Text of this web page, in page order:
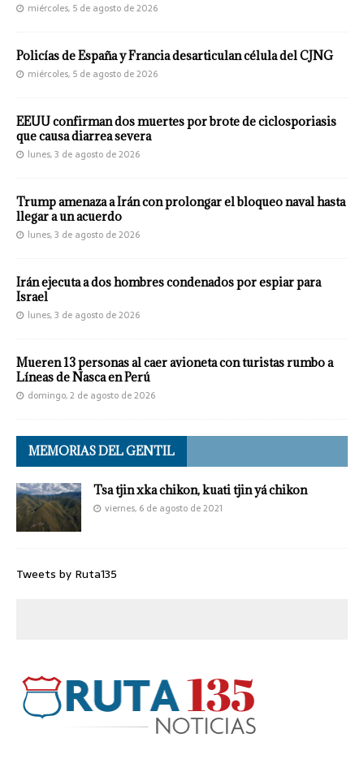
miércoles, 5 de agosto de 2026
Policías de España y Francia desarticulan célula del CJNG
miércoles, 5 de agosto de 2026
EEUU confirman dos muertes por brote de ciclosporiasis
que causa diarrea severa
lunes, 3 de agosto de 2026
Trump amenaza a Irán con prolongar el bloqueo naval hasta
llegar a un acuerdo
lunes, 3 de agosto de 2026
Irán ejecuta a dos hombres condenados por espiar para
Israel
lunes, 3 de agosto de 2026
Mueren 13 personas al caer avioneta con turistas rumbo a
Líneas de Nasca en Perú
domingo, 2 de agosto de 2026
MEMORIAS DEL GENTIL
Tsa tjin xka chikon, kuati tjin yá chikon
viernes, 6 de agosto de 2021
Tweets by Ruta135